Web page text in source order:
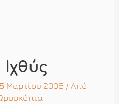
Μαρτίου 2006 / Από